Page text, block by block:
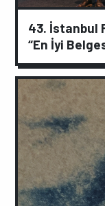
43. İstanbul
“En İyi